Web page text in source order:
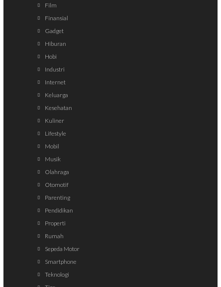
Film
Finansial
Gadget
Hiburan
Hobi
Industri
Internet
Keluarga
Kesehatan
Kuliner
Lifestyle
Mobil
Musik
Olahraga
Otomotif
Parenting
Pendidikan
Properti
Rumah
Sepeda Motor
Smartphone
Teknologi